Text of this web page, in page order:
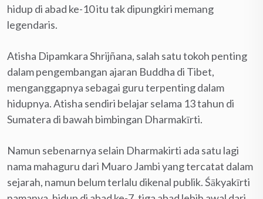
hidup di abad ke-10 itu tak dipungkiri memang
legendaris.
Atisha Dipamkara Shrijñana, salah satu tokoh penting
dalam pengembangan ajaran Buddha di Tibet,
menganggapnya sebagai guru terpenting dalam
hidupnya. Atisha sendiri belajar selama 13 tahun di
Sumatera di bawah bimbingan Dharmakīrti.
Namun sebenarnya selain Dharmakirti ada satu lagi
nama mahaguru dari Muaro Jambi yang tercatat dalam
sejarah, namun belum terlalu dikenal publik. Śākyakīrti